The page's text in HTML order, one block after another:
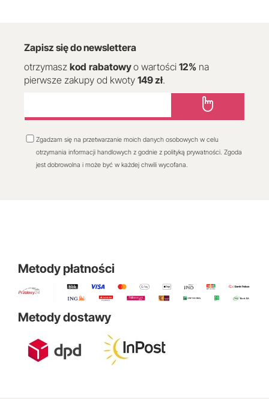
Zapisz się do newslettera
otrzymasz kod rabatowyo wartości 12% na
pierwsze zakupy od kwoty 149 zł.
Zgadzam się na przetwarzanie moich danych osobowych w celu
otrzymania informacji handlowych z godnie z polityką prywatności. Zgoda
jest dobrowolna i może być w każdej chwili wycofana.
Metody płatności
Metody dostawy